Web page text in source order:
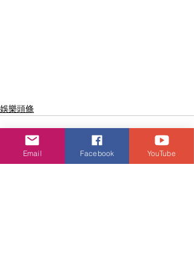
娛樂頭條
Email Facebook YouTube